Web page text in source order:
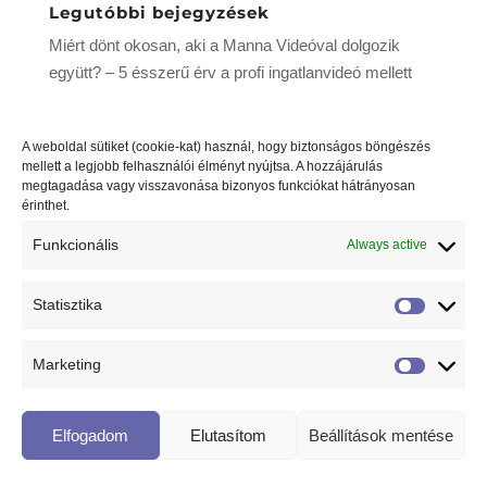
A weboldal sütiket (cookie-kat) használ, hogy biztonságos böngészés
mellett a legjobb felhasználói élményt nyújtsa. A hozzájárulás
megtagadása vagy visszavonása bizonyos funkciókat hátrányosan
érinthet.
Funkcionális Always active
Statisztika
Marketing
Elfogadom Elutasítom Beállítások mentése
Legutóbbi bejegyzések
Miért dönt okosan, aki a Manna Videóval dolgozik
együtt? – 5 ésszerű érv a profi ingatlanvideó mellett
Az ingatlanvideózás és fotózás néhány egyszerű
lépésben